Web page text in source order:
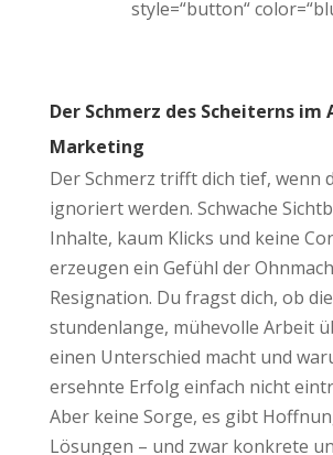
style=“button“
Der Schmerz des Scheiterns
Marketing
Der Schmerz trifft dich tief, wenn
ignoriert werden. Schwache
Inhalte, kaum Klicks und keine
erzeugen ein Gefühl der
Resignation. Du fragst dich, ob die
stundenlange, mühevolle Arbeit
einen Unterschied macht und
ersehnte Erfolg einfach nicht
Aber keine Sorge, es gibt
Lösungen – und zwar konkrete